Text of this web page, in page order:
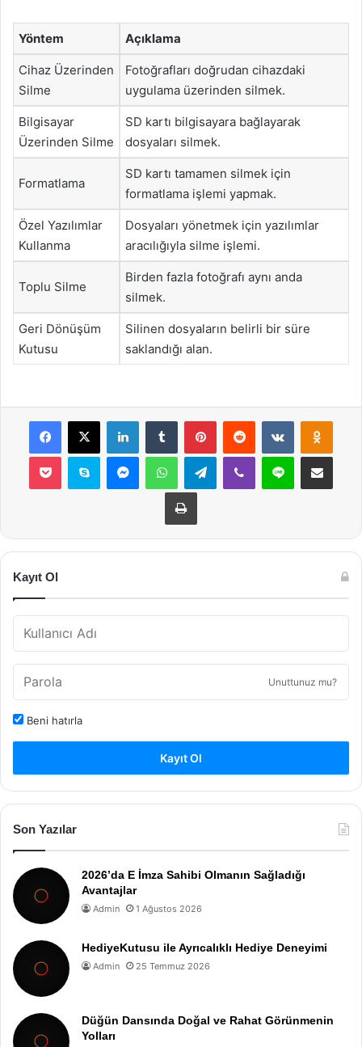
Yöntem Açıklama
Cihaz Üzerinden
Silme
Fotoğrafları doğrudan cihazdaki
uygulama üzerinden silmek.
Bilgisayar
Üzerinden Silme
SD kartı bilgisayara bağlayarak
dosyaları silmek.
Formatlama
SD kartı tamamen silmek için
formatlama işlemi yapmak.
Özel Yazılımlar
Kullanma
Dosyaları yönetmek için yazılımlar
aracılığıyla silme işlemi.
Toplu Silme
Birden fazla fotoğrafı aynı anda
silmek.
Geri Dönüşüm
Kutusu
Silinen dosyaların belirli bir süre
saklandığı alan.
Facebook
X LinkedInTumblr PinterestReddit VKontakte
Pocket Skype MessengerWhatsAppTelegramViber Line E-Posta ile
Yazdır
Kayıt Ol
Unuttunuz mu?
Beni hatırla
Kayıt Ol
Son Yazılar
2026’da E İmza Sahibi Olmanın Sağladığı
Avantajlar
Admin 1 Ağustos 2026
HediyeKutusu ile Ayrıcalıklı Hediye Deneyimi
Admin 25 Temmuz 2026
Düğün Dansında Doğal ve Rahat Görünmenin
Yolları